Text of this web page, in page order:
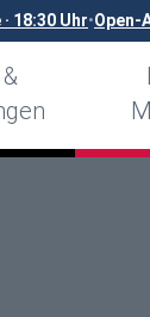
18:30 Uhr•Open-